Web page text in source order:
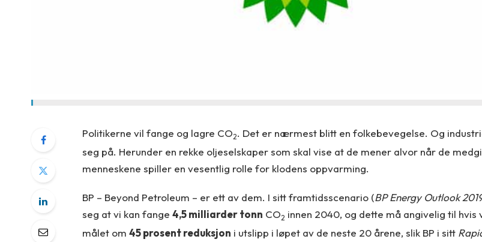
Politikerne vil fange og lagre CO2. Det er nærmest blitt en folkebevegelse. Og
seg på. Herunder en rekke oljeselskaper som skal vise at de mener alvor når de
menneskene spiller en vesentlig rolle for klodens oppvarming.
BP – Beyond Petroleum – er ett av dem. I sitt framtidsscenario (BP Energy Outlook
seg at vi kan fange 4,5 milliarder tonn CO2 innen 2040, og dette må angivelig til hvis
målet om 45 prosent reduksjon i utslipp i løpet av de neste 20 årene, slik BP i sitt